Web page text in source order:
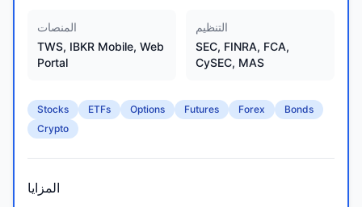
المنصات
TWS, IBKR Mobile, Web
Portal
التنظيم
SEC, FINRA, FCA,
CySEC, MAS
Stocks ETFs Options Futures Forex
Bonds
Crypto
المزايا